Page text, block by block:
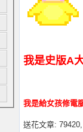
我是史版A
我是給女孩修電
送花文章: 79420,